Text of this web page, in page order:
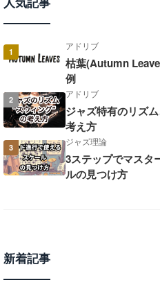
1
アドリブ
枯葉(Autumn
例
2
アドリブ
ジャズ特有のリズ
考え方
3
ジャズ理論
3ステップでマスタ
ルの見つけ方
新着記事